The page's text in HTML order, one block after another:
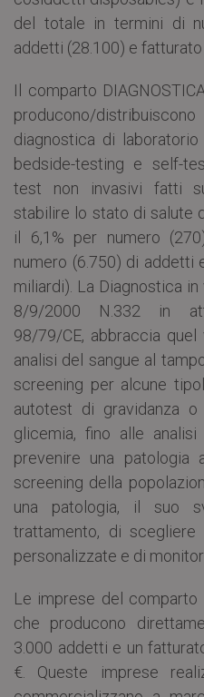
del totale in termini di
addetti (28.100) e fatturato
Il comparto
producono/
diagnostica di
bedside-testing e self-
test non invasivi fatti
stabilire lo stato di salute
il 6,1% per numero
numero (6.750) di addetti
miliardi). La Diagnostica
8/9/2000 N.332 in
98/79/CE, abbraccia
analisi del sangue al
screening per alcune
autotest di gravidanza
glicemia, fino alle
prevenire una patologia
screening della
una patologia, il suo
trattamento, di
personalizzate e di
Le imprese del comparto
che producono
3.000 addetti e un
€. Queste imprese